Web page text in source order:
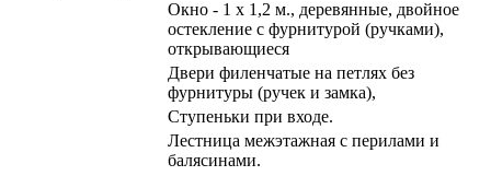
Окно - 1 х 1,2 м., деревянные, двойное
остекление с фурнитурой (ручками),
открывающиеся
Двери филенчатые на петлях без
фурнитуры (ручек и замка),
Ступеньки при входе.
Лестница межэтажная с перилами и
балясинами.